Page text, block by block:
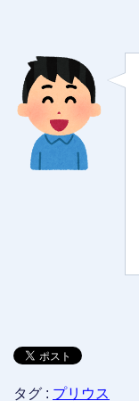
タグ : プリウス